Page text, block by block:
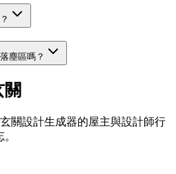
塵區嗎？
關設計生成器的屋主與設計師行